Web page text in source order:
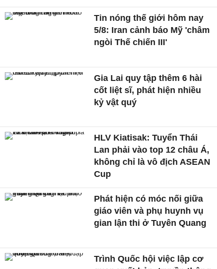
Tin nóng thế giới hôm nay
5/8: Iran cảnh báo Mỹ 'châm
ngòi Thế chiến III'
Gia Lai quy tập thêm 6 hài
cốt liệt sĩ, phát hiện nhiều
kỷ vật quý
HLV Kiatisak: Tuyển Thái
Lan phải vào top 12 châu Á,
không chỉ là vô địch ASEAN
Cup
Phát hiện có móc nối giữa
giáo viên và phụ huynh vụ
gian lận thi ở Tuyên Quang
Trình Quốc hội việc lập cơ